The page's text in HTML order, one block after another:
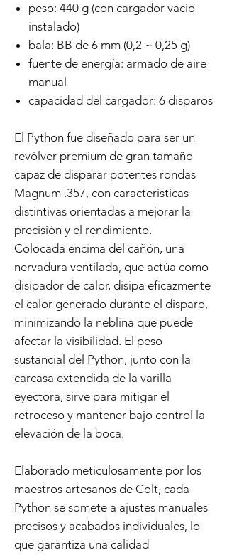
peso: 440 g (con cargador vacío
instalado)
bala: BB de 6 mm (0,2 ~ 0,25 g)
fuente de energía: armado de aire
manual
capacidad del cargador: 6 disparos
El Python fue diseñado para ser un
revólver premium de gran tamaño
capaz de disparar potentes rondas
Magnum .357, con características
distintivas orientadas a mejorar la
precisión y el rendimiento.
Colocada encima del cañón, una
nervadura ventilada, que actúa como
disipador de calor, disipa eficazmente
el calor generado durante el disparo,
minimizando la neblina que puede
afectar la visibilidad. El peso
sustancial del Python, junto con la
carcasa extendida de la varilla
eyectora, sirve para mitigar el
retroceso y mantener bajo control la
elevación de la boca.
Elaborado meticulosamente por los
maestros artesanos de Colt, cada
Python se somete a ajustes manuales
precisos y acabados individuales, lo
que garantiza una calidad